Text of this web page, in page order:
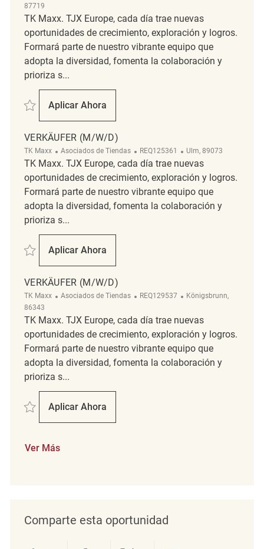
87719
TK Maxx. TJX Europe, cada día trae nuevas
oportunidades de crecimiento, exploración y logros.
Formará parte de nuestro vibrante equipo que
adopta la diversidad, fomenta la colaboración y
prioriza s...
Salvar Verkäufer (m/w/d) REQ130648
Aplicar Ahora
Verkäufer (m/w/d)
VERKÄUFER (M/W/D)
TK Maxx Categoría
Asociados de Tiendas ReqId
REQ125361 Ubicación
Ulm, 89073
TK Maxx. TJX Europe, cada día trae nuevas
oportunidades de crecimiento, exploración y logros.
Formará parte de nuestro vibrante equipo que
adopta la diversidad, fomenta la colaboración y
prioriza s...
Salvar Verkäufer (m/w/d) REQ125361
Aplicar Ahora
Verkäufer (m/w/d)
VERKÄUFER (M/W/D)
TK Maxx Categoría
Asociados de Tiendas ReqId
REQ129537 Ubicación
Königsbrunn,
86343
TK Maxx. TJX Europe, cada día trae nuevas
oportunidades de crecimiento, exploración y logros.
Formará parte de nuestro vibrante equipo que
adopta la diversidad, fomenta la colaboración y
prioriza s...
Salvar Verkäufer (M/W/D) REQ129537
Aplicar Ahora
Verkäufer (M/W/D)
Ver Más
Comparte esta oportunidad